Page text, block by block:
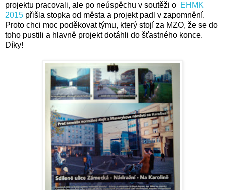
projektu pracovali, ale po neúspěchu v soutěži o EHMK
2015 přišla stopka od města a projekt padl v zapomnění.
Proto chci moc poděkovat týmu, který stojí za MZO, že se do
toho pustili a hlavně projekt dotáhli do šťastného konce.
Díky!